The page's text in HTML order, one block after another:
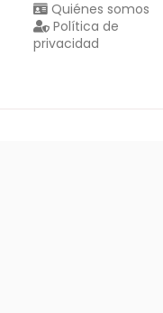
Quiénes somos
Política de
privacidad